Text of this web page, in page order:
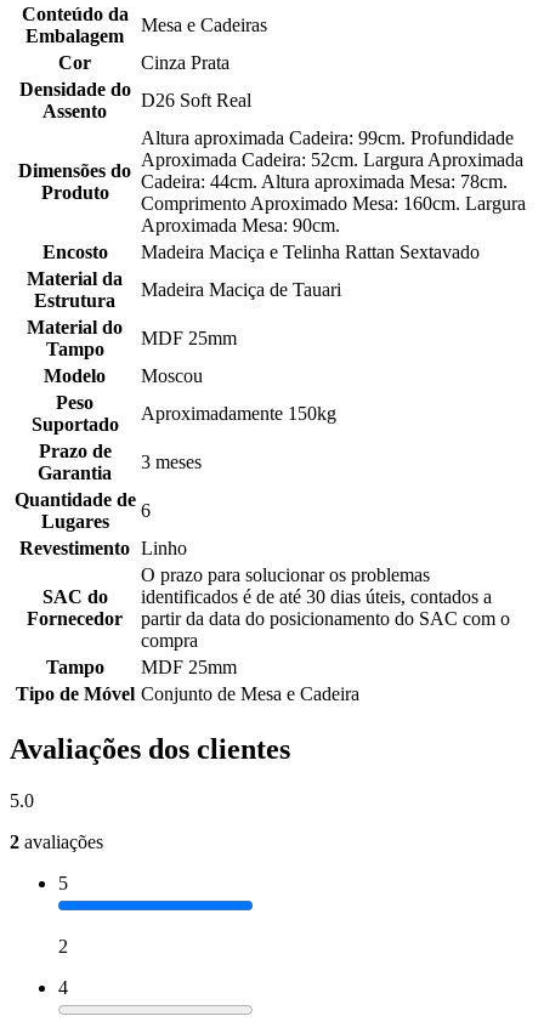
Conteúdo da
Embalagem
Mesa e Cadeiras
Cor
Cinza Prata
Densidade do
Assento
D26 Soft Real
Dimensões do
Produto
Altura aproximada Cadeira: 99cm. Profundidade
Aproximada Cadeira: 52cm. Largura Aproximada
Cadeira: 44cm. Altura aproximada Mesa: 78cm.
Comprimento Aproximado Mesa: 160cm. Largura
Aproximada Mesa: 90cm.
Encosto
Madeira Maciça e Telinha Rattan Sextavado
Material da
Estrutura
Madeira Maciça de Tauari
Material do
Tampo
MDF 25mm
Modelo
Moscou
Peso
Suportado
Aproximadamente 150kg
Prazo de
Garantia
3 meses
Quantidade de
Lugares
6
Revestimento Linho
SAC do
Fornecedor
O prazo para solucionar os problemas
identificados é de até 30 dias úteis, contados a
partir da data do posicionamento do SAC com o
compra
Tampo
MDF 25mm
Tipo de Móvel Conjunto de Mesa e Cadeira
Avaliações dos clientes
5.0
2 avaliações
5
2
4